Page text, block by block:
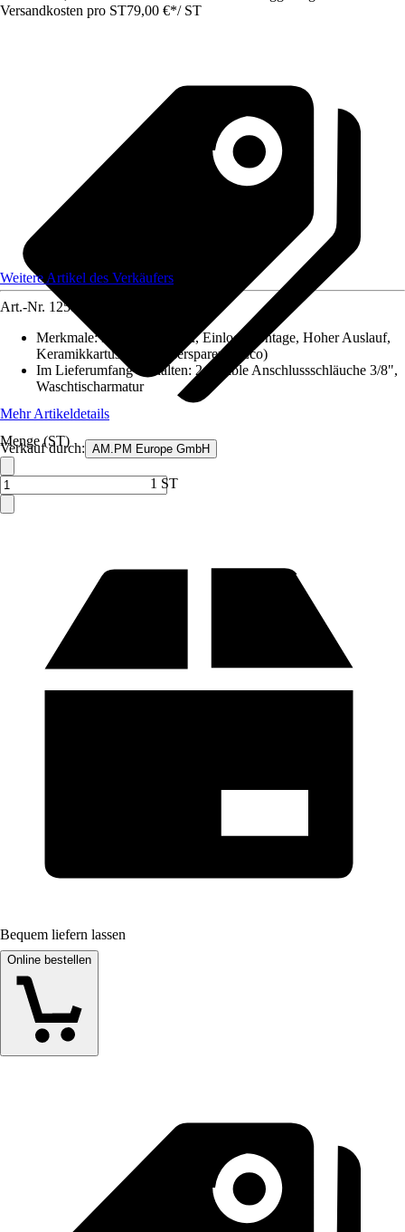
Versandkosten pro ST79,00 €*/ ST
Verkauf durch: AM.PM Europe GmbH
Weitere Artikel des Verkäufers
Art.-Nr. 12510975
Merkmale:Einhebelmischer, Einlochmontage, Hoher Auslauf,
Keramikkartusche, Wassersparend (Eco)
Im Lieferumfang enthalten: 2 flexible Anschlussschläuche 3/8",
Waschtischarmatur
Mehr Artikeldetails
Menge (ST)
1 ST
Bequem liefern lassen
Online bestellen